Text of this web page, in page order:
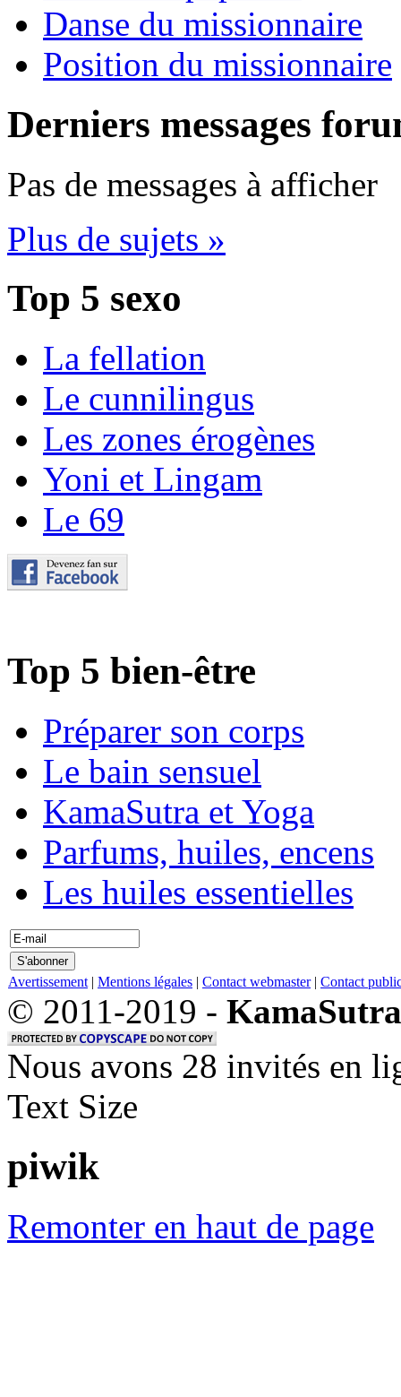
Danse du missionnaire
Position du missionnaire
Derniers messages
Pas de messages à afficher
Plus de sujets »
Top 5 sexo
La fellation
Le cunnilingus
Les zones érogènes
Yoni et Lingam
Le 69
Top 5 bien-être
Préparer son corps
Le bain sensuel
KamaSutra et Yoga
Parfums, huiles, encens
Les huiles essentielles
Avertissement | Mentions légales | Contact webmaster| Contact
© 2011-2019 -
Nous avons 28 invités en
Text Size
piwik
Remonter en haut de page